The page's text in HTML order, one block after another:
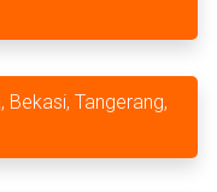
Bekasi, Tangerang,